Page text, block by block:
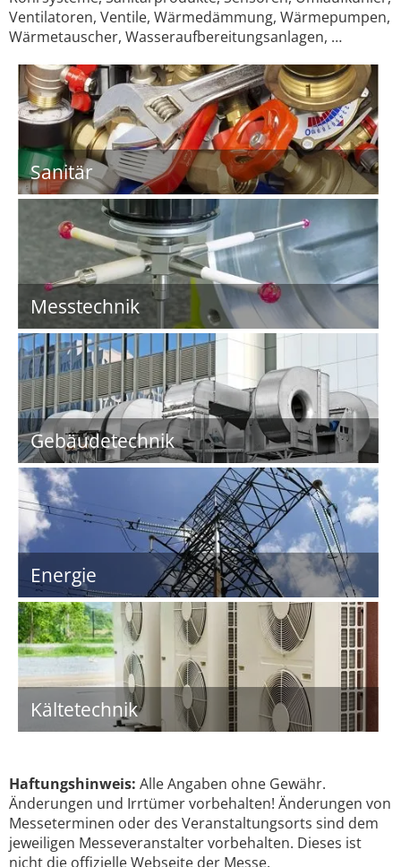
Ventilatoren, Ventile, Wärmedämmung, Wärmepumpen,
Wärmetauscher, Wasseraufbereitungsanlagen, …
Sanitär
Messtechnik
Gebäudetechnik
Energie
Kältetechnik
Haftungshinweis: Alle Angaben ohne Gewähr.
Änderungen und Irrtümer vorbehalten! Änderungen von
Messeterminen oder des Veranstaltungsorts sind dem
jeweiligen Messeveranstalter vorbehalten. Dieses ist
nicht die offizielle Webseite der Messe.